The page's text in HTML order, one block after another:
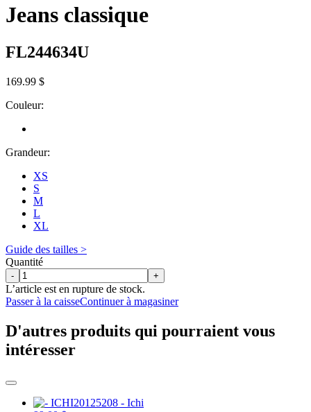
Jeans classique
FL244634U
169.99 $
Couleur:
Grandeur:
XS
S
M
L
XL
Guide des tailles >
Quantité
- +
L’article est en rupture de stock.
Passer à la caisseContinuer à magasiner
D'autres produits qui pourraient vous
intéresser